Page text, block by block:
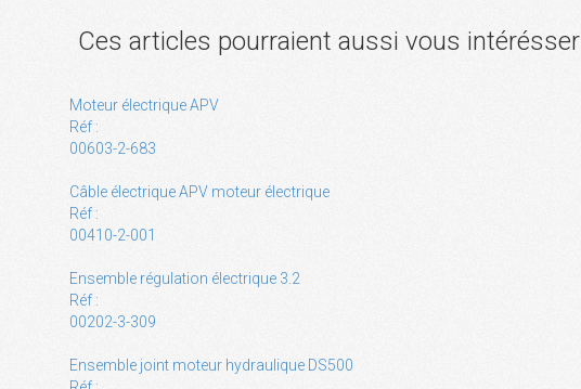
Ces articles pourraient aussi vous intérésser
Moteur électrique APV
Réf :
00603-2-683
Câble électrique APV moteur électrique
Réf :
00410-2-001
Ensemble régulation électrique 3.2
Réf :
00202-3-309
Ensemble joint moteur hydraulique DS500